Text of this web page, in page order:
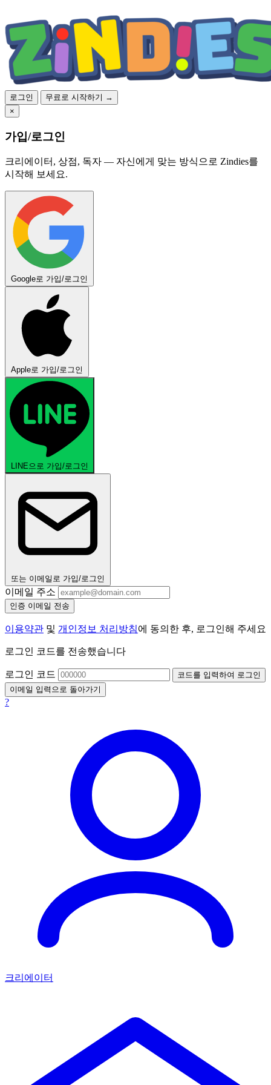
로그인
무료로 시작하기 →
×
가입/로그인
크리에이터, 상점, 독자 — 자신에게 맞는 방식으로 Zindies를
시작해 보세요.
Google로 가입/로그인
Apple로 가입/로그인
LINE으로 가입/로그인
또는 이메일로 가입/로그인
이메일 주소
인증 이메일 전송
이용약관 및 개인정보 처리방침에 동의한 후, 로그인해 주세요
로그인 코드를 전송했습니다
로그인 코드
코드를 입력하여 로그인
이메일 입력으로 돌아가기
?
크리에이터